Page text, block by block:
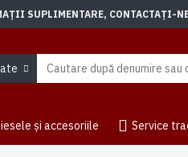
SUPLIMENTARE, CONTACTAȚI-
și accesoriile Service